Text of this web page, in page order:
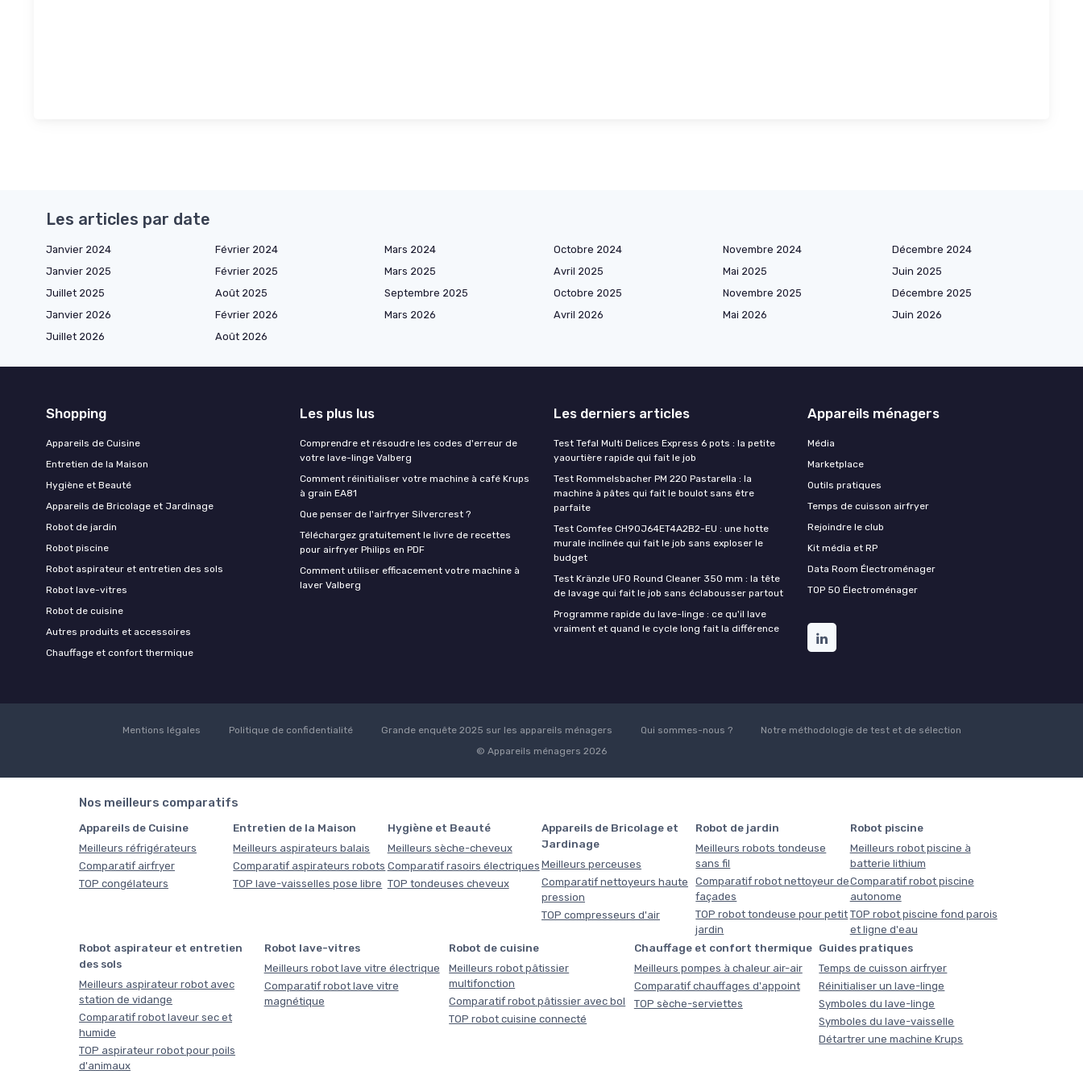
Les articles par date
Janvier 2024 Février 2024 Mars 2024 Octobre 2024 Novembre 2024
Décembre 2024
Janvier 2025
Février 2025 Mars 2025 Avril 2025 Mai 2025
Juin 2025
Juillet 2025
Août 2025 Septembre 2025 Octobre 2025 Novembre 2025
Décembre 2025
Janvier 2026
Février 2026 Mars 2026 Avril 2026 Mai 2026
Juin 2026
Juillet 2026
Août 2026
Shopping
Appareils de Cuisine
Entretien de la Maison
Hygiène et Beauté
Appareils de Bricolage et Jardinage
Robot de jardin
Robot piscine
Robot aspirateur et entretien des sols
Robot lave-vitres
Robot de cuisine
Autres produits et accessoires
Chauffage et confort thermique
Les plus lus
Comprendre et résoudre les codes d'erreur de
votre lave-linge Valberg
Comment réinitialiser votre machine à café Krups
à grain EA81
Que penser de l'airfryer Silvercrest ?
Téléchargez gratuitement le livre de recettes
pour airfryer Philips en PDF
Comment utiliser efficacement votre machine à
laver Valberg
Les derniers articles
Test Tefal Multi Delices Express 6 pots : la petite
yaourtière rapide qui fait le job
Test Rommelsbacher PM 220 Pastarella : la
machine à pâtes qui fait le boulot sans être
parfaite
Test Comfee CH90J64ET4A2B2-EU : une hotte
murale inclinée qui fait le job sans exploser le
budget
Test Kränzle UFO Round Cleaner 350 mm : la tête
de lavage qui fait le job sans éclabousser partout
Programme rapide du lave-linge : ce qu'il lave
vraiment et quand le cycle long fait la différence
Appareils ménagers
Média
Marketplace
Outils pratiques
Temps de cuisson airfryer
Rejoindre le club
Kit média et RP
Data Room Électroménager
TOP 50 Électroménager
Mentions légales Politique de confidentialité Grande enquête 2025 sur les appareils ménagers Qui sommes-nous ?
Notre méthodologie de test et de sélection
© Appareils ménagers 2026
Nos meilleurs comparatifs
Appareils de Cuisine
Meilleurs réfrigérateurs
Comparatif airfryer
TOP congélateurs
Entretien de la Maison
Meilleurs aspirateurs balais
Comparatif aspirateurs robots
TOP lave-vaisselles pose libre
Hygiène et Beauté
Meilleurs sèche-cheveux
Comparatif rasoirs électriques
TOP tondeuses cheveux
Appareils de Bricolage et
Jardinage
Meilleurs perceuses
Comparatif nettoyeurs haute
pression
TOP compresseurs d'air
Robot de jardin
Meilleurs robots tondeuse
sans fil
Comparatif robot nettoyeur de
façades
TOP robot tondeuse pour petit
jardin
Robot piscine
Meilleurs robot piscine à
batterie lithium
Comparatif robot piscine
autonome
TOP robot piscine fond parois
et ligne d'eau
Robot aspirateur et entretien
des sols
Meilleurs aspirateur robot avec
station de vidange
Comparatif robot laveur sec et
humide
TOP aspirateur robot pour poils
d'animaux
Robot lave-vitres
Meilleurs robot lave vitre électrique
Comparatif robot lave vitre
magnétique
Robot de cuisine
Meilleurs robot pâtissier
multifonction
Comparatif robot pâtissier avec bol
TOP robot cuisine connecté
Chauffage et confort thermique
Meilleurs pompes à chaleur air-air
Comparatif chauffages d'appoint
TOP sèche-serviettes
Guides pratiques
Temps de cuisson airfryer
Réinitialiser un lave-linge
Symboles du lave-linge
Symboles du lave-vaisselle
Détartrer une machine Krups